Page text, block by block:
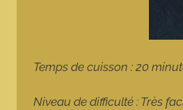
Temps de cuisson : 20
Niveau de difficulté : Très